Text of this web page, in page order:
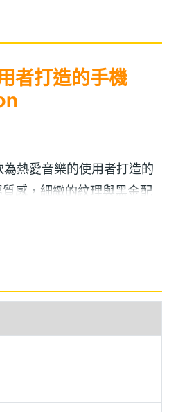
者打造的手機
熱愛音樂的使用者打造的
感，細緻的紋理與黑金配
控螢幕、1,280 x
更有金色按鍵點綴，正面
個 3.5mm 立體聲輸出耳
個「M-Button」鍵，一按馬
更快速；音量鍵更是設計
調整音量大小。